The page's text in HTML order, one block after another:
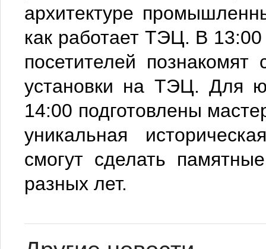
архитектуре
как работает ТЭЦ. В
посетителей
установки на ТЭЦ. Для
14:00 подготовлены
уникальная
смогут сделать
разных лет.